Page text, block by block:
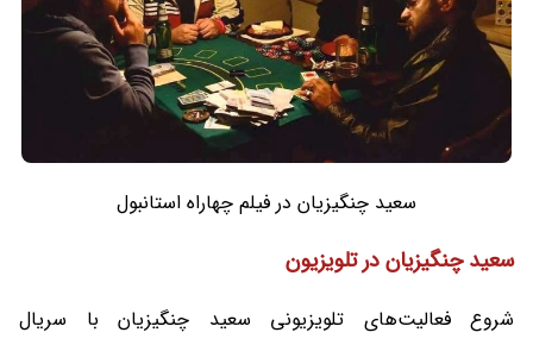
سعید چنگیزیان در فیلم چهاراه استانبول
سعید چنگیزیان در تلویزیون
شروع فعالیت‌های تلویزیونی سعید چنگیزیان با سریال